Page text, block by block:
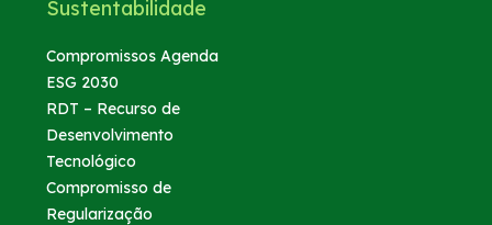
Mapa
Nosso 0800
Pesagem | Sandbox
Sustentabilidade
Compromissos Agenda
ESG 2030
RDT – Recurso de
Desenvolvimento
Tecnológico
Compromisso de
Regularização